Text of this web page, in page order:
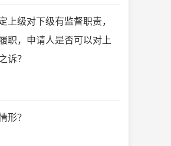
上级对下级有监督职责，
职，申请人是否可以对上
诉？
形？